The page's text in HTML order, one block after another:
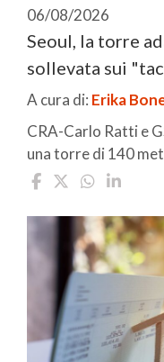
06/08/2026
Seoul, la torre
sollevata sui
A cura di: Erika
CRA-Carlo Ratti e
una torre di 140